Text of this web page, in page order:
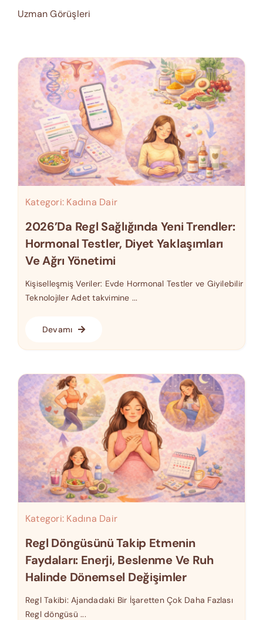
Uzman Görüşleri
Kategori: Kadına Dair
2026’da Regl Sağlığında Yeni Trendler:
Hormonal Testler, Diyet Yaklaşımları
Ve Ağrı Yönetimi
Kişiselleşmiş Veriler: Evde Hormonal Testler ve Giyilebilir
Teknolojiler Adet takvimine ...
Devamı
Kategori: Kadına Dair
Regl Döngüsünü Takip Etmenin
Faydaları: Enerji, Beslenme Ve Ruh
Halinde Dönemsel Değişimler
Regl Takibi: Ajandadaki Bir İşaretten Çok Daha Fazlası
Regl döngüsü ...